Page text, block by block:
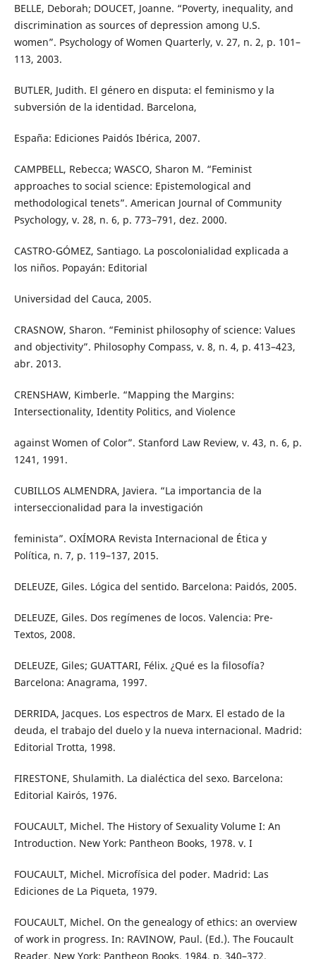
BELLE, Deborah; DOUCET, Joanne. “Poverty, inequality, and
discrimination as sources of depression among U.S.
women”. Psychology of Women Quarterly, v. 27, n. 2, p. 101–
113, 2003.
BUTLER, Judith. El género en disputa: el feminismo y la
subversión de la identidad. Barcelona,
España: Ediciones Paidós Ibérica, 2007.
CAMPBELL, Rebecca; WASCO, Sharon M. “Feminist
approaches to social science: Epistemological and
methodological tenets”. American Journal of Community
Psychology, v. 28, n. 6, p. 773–791, dez. 2000.
CASTRO-GÓMEZ, Santiago. La poscolonialidad explicada a
los niños. Popayán: Editorial
Universidad del Cauca, 2005.
CRASNOW, Sharon. “Feminist philosophy of science: Values
and objectivity”. Philosophy Compass, v. 8, n. 4, p. 413–423,
abr. 2013.
CRENSHAW, Kimberle. “Mapping the Margins:
Intersectionality, Identity Politics, and Violence
against Women of Color”. Stanford Law Review, v. 43, n. 6, p.
1241, 1991.
CUBILLOS ALMENDRA, Javiera. “La importancia de la
interseccionalidad para la investigación
feminista”. OXÍMORA Revista Internacional de Ética y
Política, n. 7, p. 119–137, 2015.
DELEUZE, Giles. Lógica del sentido. Barcelona: Paidós, 2005.
DELEUZE, Giles. Dos regímenes de locos. Valencia: Pre-
Textos, 2008.
DELEUZE, Giles; GUATTARI, Félix. ¿Qué es la filosofía?
Barcelona: Anagrama, 1997.
DERRIDA, Jacques. Los espectros de Marx. El estado de la
deuda, el trabajo del duelo y la nueva internacional. Madrid:
Editorial Trotta, 1998.
FIRESTONE, Shulamith. La dialéctica del sexo. Barcelona:
Editorial Kairós, 1976.
FOUCAULT, Michel. The History of Sexuality Volume I: An
Introduction. New York: Pantheon Books, 1978. v. I
FOUCAULT, Michel. Microfísica del poder. Madrid: Las
Ediciones de La Piqueta, 1979.
FOUCAULT, Michel. On the genealogy of ethics: an overview
of work in progress. In: RAVINOW, Paul. (Ed.). The Foucault
Reader. New York: Pantheon Books, 1984. p. 340–372.